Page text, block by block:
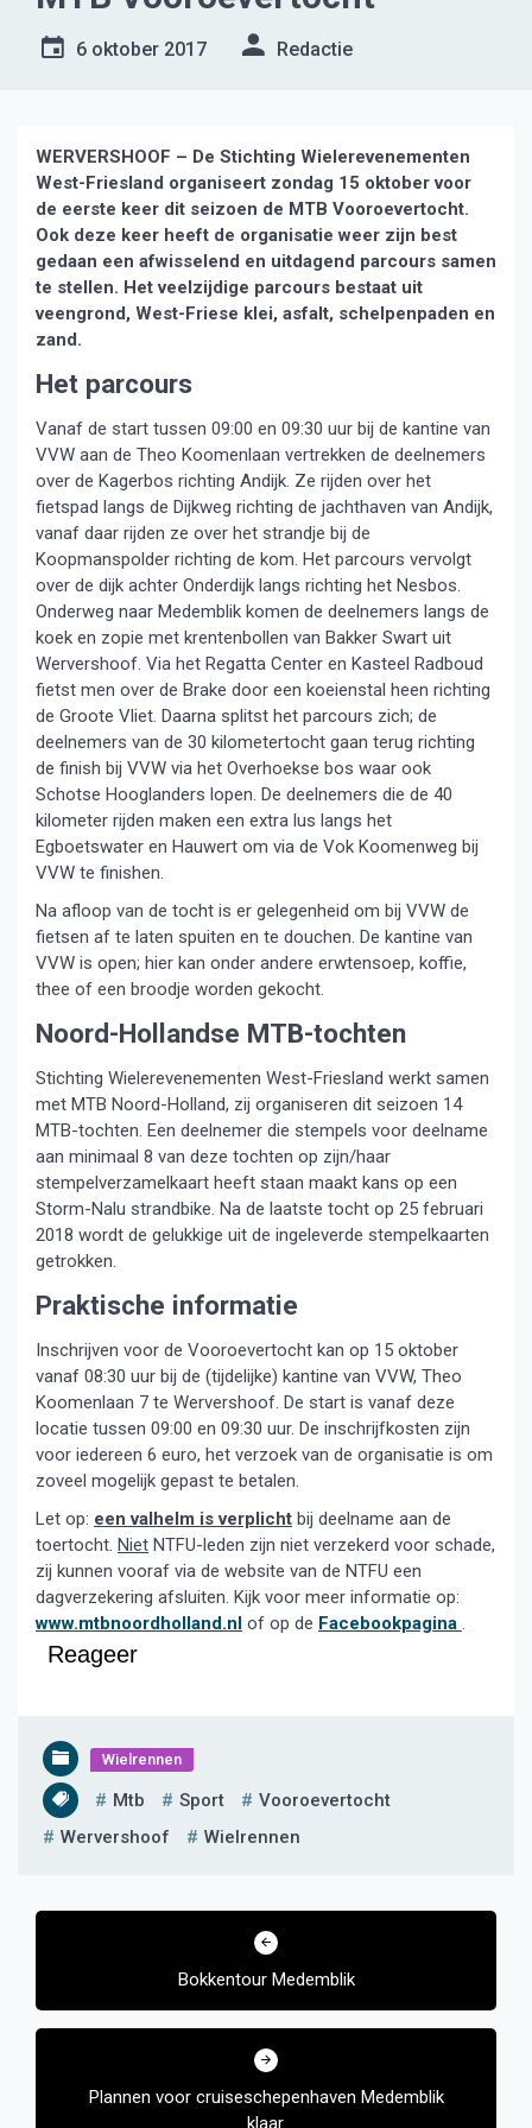
6 oktober 2017 Redactie
WERVERSHOOF – De Stichting Wielerevenementen
West-Friesland organiseert zondag 15 oktober voor
de eerste keer dit seizoen de MTB Vooroevertocht.
Ook deze keer heeft de organisatie weer zijn best
gedaan een afwisselend en uitdagend parcours samen
te stellen. Het veelzijdige parcours bestaat uit
veengrond, West-Friese klei, asfalt, schelpenpaden en
zand.
Het parcours
Vanaf de start tussen 09:00 en 09:30 uur bij de kantine van
VVW aan de Theo Koomenlaan vertrekken de deelnemers
over de Kagerbos richting Andijk. Ze rijden over het
fietspad langs de Dijkweg richting de jachthaven van Andijk,
vanaf daar rijden ze over het strandje bij de
Koopmanspolder richting de kom. Het parcours vervolgt
over de dijk achter Onderdijk langs richting het Nesbos.
Onderweg naar Medemblik komen de deelnemers langs de
koek en zopie met krentenbollen van Bakker Swart uit
Wervershoof. Via het Regatta Center en Kasteel Radboud
fietst men over de Brake door een koeienstal heen richting
de Groote Vliet. Daarna splitst het parcours zich; de
deelnemers van de 30 kilometertocht gaan terug richting
de finish bij VVW via het Overhoekse bos waar ook
Schotse Hooglanders lopen. De deelnemers die de 40
kilometer rijden maken een extra lus langs het
Egboetswater en Hauwert om via de Vok Koomenweg bij
VVW te finishen.
Na afloop van de tocht is er gelegenheid om bij VVW de
fietsen af te laten spuiten en te douchen. De kantine van
VVW is open; hier kan onder andere erwtensoep, koffie,
thee of een broodje worden gekocht.
Noord-Hollandse MTB-tochten
Stichting Wielerevenementen West-Friesland werkt samen
met MTB Noord-Holland, zij organiseren dit seizoen 14
MTB-tochten. Een deelnemer die stempels voor deelname
aan minimaal 8 van deze tochten op zijn/haar
stempelverzamelkaart heeft staan maakt kans op een
Storm-Nalu strandbike. Na de laatste tocht op 25 februari
2018 wordt de gelukkige uit de ingeleverde stempelkaarten
getrokken.
Praktische informatie
Inschrijven voor de Vooroevertocht kan op 15 oktober
vanaf 08:30 uur bij de (tijdelijke) kantine van VVW, Theo
Koomenlaan 7 te Wervershoof. De start is vanaf deze
locatie tussen 09:00 en 09:30 uur. De inschrijfkosten zijn
voor iedereen 6 euro, het verzoek van de organisatie is om
zoveel mogelijk gepast te betalen.
Let op: een valhelm is verplicht bij deelname aan de
toertocht. Niet NTFU-leden zijn niet verzekerd voor schade,
zij kunnen vooraf via de website van de NTFU een
dagverzekering afsluiten. Kijk voor meer informatie op:
www.mtbnoordholland.nl of op de Facebookpagina .
Reageer
Wielrennen
Mtb Sport
Vooroevertocht
Wervershoof
Wielrennen
Bericht
Bokkentour Medemblik
Plannen voor cruiseschepenhaven Medemblik
klaar.